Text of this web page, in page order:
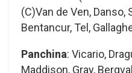
(C)Van de Ven, Danso,
Bentancur, Tel,
Panchina: Vicario,
Maddison, Gray,